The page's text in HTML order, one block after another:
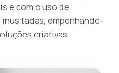
e com o uso de
empenhando-
criativas